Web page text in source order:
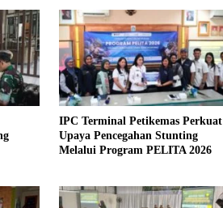
IPC Terminal Petikemas Perkuat
Upaya Pencegahan Stunting
Melalui Program PELITA 2026